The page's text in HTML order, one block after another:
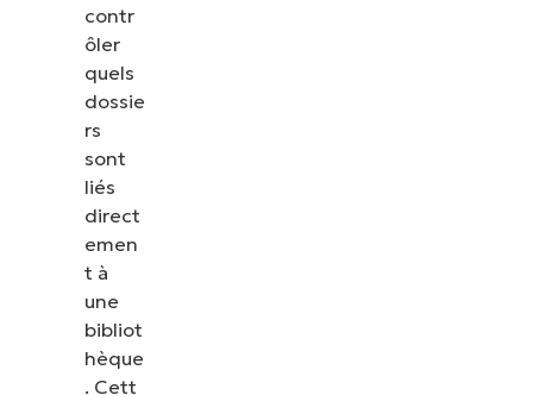
contr
ôler
quels
dossie
rs
sont
liés
direct
emen
t à
une
bibliot
hèque
. Cett